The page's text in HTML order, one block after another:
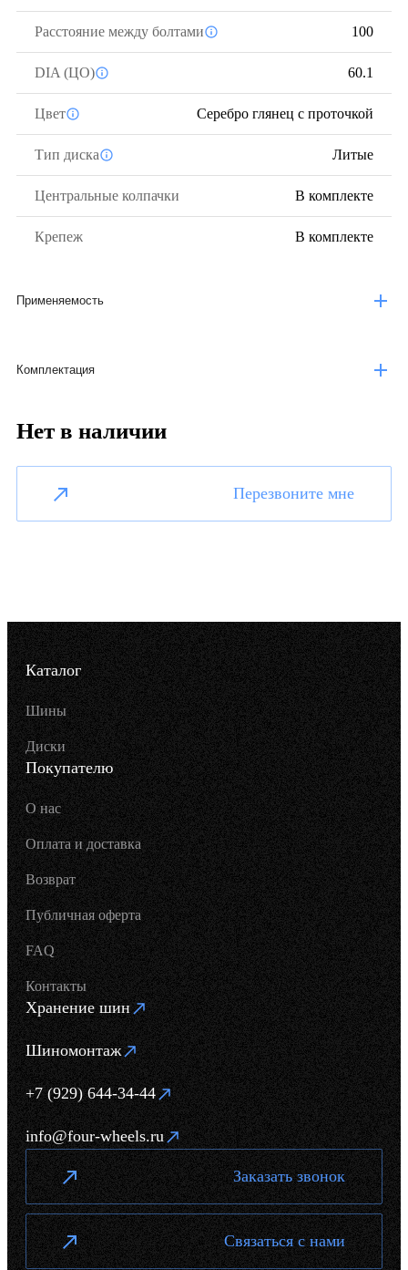
Расстояние между болтами 100
DIA (ЦО) 60.1
Цвет Серебро глянец с проточкой
Тип диска Литые
Центральные колпачки В комплекте
Крепеж В комплекте
Применяемость
Комплектация
Нет в наличии
Перезвоните мне
Каталог
Шины
Диски
Покупателю
О нас
Оплата и доставка
Возврат
Публичная оферта
FAQ
Контакты
Хранение шин
Шиномонтаж
+7 (929) 644-34-44
info@four-wheels.ru
Заказать звонок
Связаться с нами